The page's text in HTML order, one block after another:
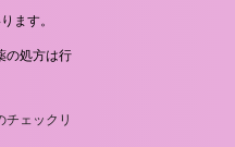
ます。
の処方は行
ェックリ